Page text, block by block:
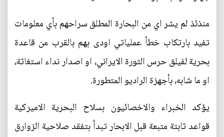
منذئذ لم يشر اي من البحارة المطلق سراحهم بأي معلومات
تفيد بارتكاب خطأ عملياتي اودى بهم بالقرب من قاعدة
بحرية لفيلق حرس الثورة الايراني، او اصدار نداء استغاثة،
او ما شابه، بأجهزة الراديو المتطورة.
يؤكد الخبراء والاخصائيون بسلاح البحرية الاميركية
قواعد ثابتة متبعة قبل الابحار تبدأ بتفقد صلاحية الزوارق